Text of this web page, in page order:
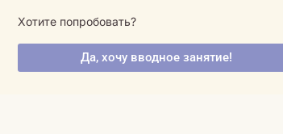
Хотите попробовать?
Да, хочу вводное занятие!